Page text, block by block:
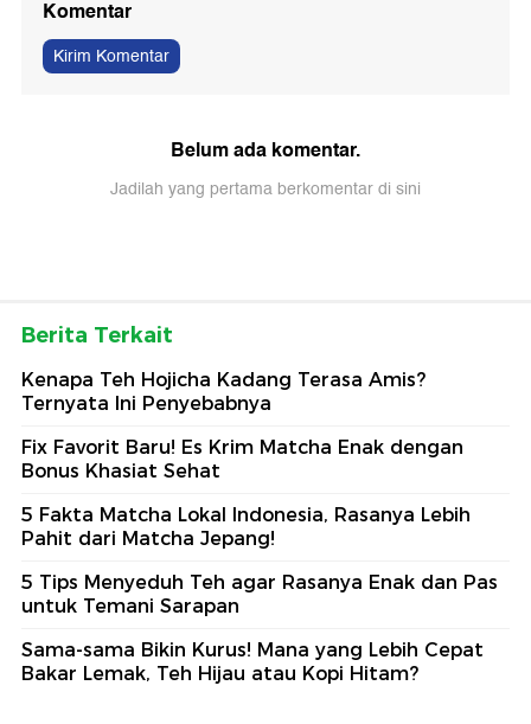
Komentar
Kirim Komentar
Belum ada komentar.
Jadilah yang pertama berkomentar di sini
Berita Terkait
Kenapa Teh Hojicha Kadang Terasa Amis?
Ternyata Ini Penyebabnya
Fix Favorit Baru! Es Krim Matcha Enak dengan
Bonus Khasiat Sehat
5 Fakta Matcha Lokal Indonesia, Rasanya Lebih
Pahit dari Matcha Jepang!
5 Tips Menyeduh Teh agar Rasanya Enak dan Pas
untuk Temani Sarapan
Sama-sama Bikin Kurus! Mana yang Lebih Cepat
Bakar Lemak, Teh Hijau atau Kopi Hitam?